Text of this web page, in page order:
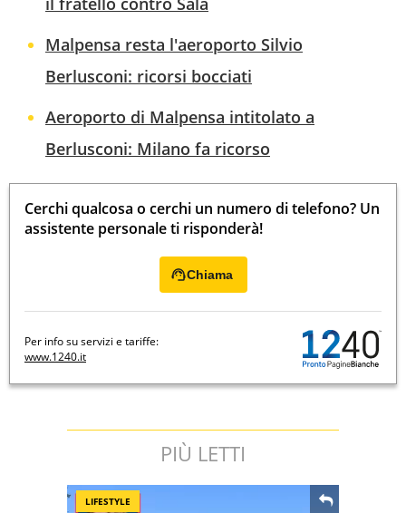
Malpensa resta l'aeroporto Silvio
Berlusconi: ricorsi bocciati
Aeroporto di Malpensa intitolato a
Berlusconi: Milano fa ricorso
Cerchi qualcosa o cerchi un numero di telefono? Un
assistente personale ti risponderà!
Chiama
Per info su servizi e tariffe:
www.1240.it
PIÙ LETTI
LIFESTYLE